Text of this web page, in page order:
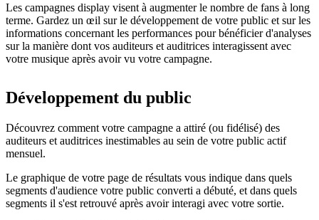
Les campagnes display visent à augmenter le nombre de fans à long
terme. Gardez un œil sur le développement de votre public et sur les
informations concernant les performances pour bénéficier d'analyses
sur la manière dont vos auditeurs et auditrices interagissent avec
votre musique après avoir vu votre campagne.
Développement du public
Découvrez comment votre campagne a attiré (ou fidélisé) des
auditeurs et auditrices inestimables au sein de votre public actif
mensuel.
Le graphique de votre page de résultats vous indique dans quels
segments d'audience votre public converti a débuté, et dans quels
segments il s'est retrouvé après avoir interagi avec votre sortie.